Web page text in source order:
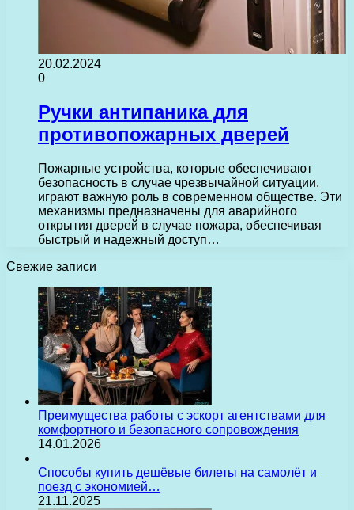
20.02.2024
0
Ручки антипаника для
противопожарных дверей
Пожарные устройства, которые обеспечивают
безопасность в случае чрезвычайной ситуации,
играют важную роль в современном обществе. Эти
механизмы предназначены для аварийного
открытия дверей в случае пожара, обеспечивая
быстрый и надежный доступ…
Свежие записи
Преимущества работы с эскорт агентствами для
комфортного и безопасного сопровождения
14.01.2026
Способы купить дешёвые билеты на самолёт и
поезд с экономией…
21.11.2025